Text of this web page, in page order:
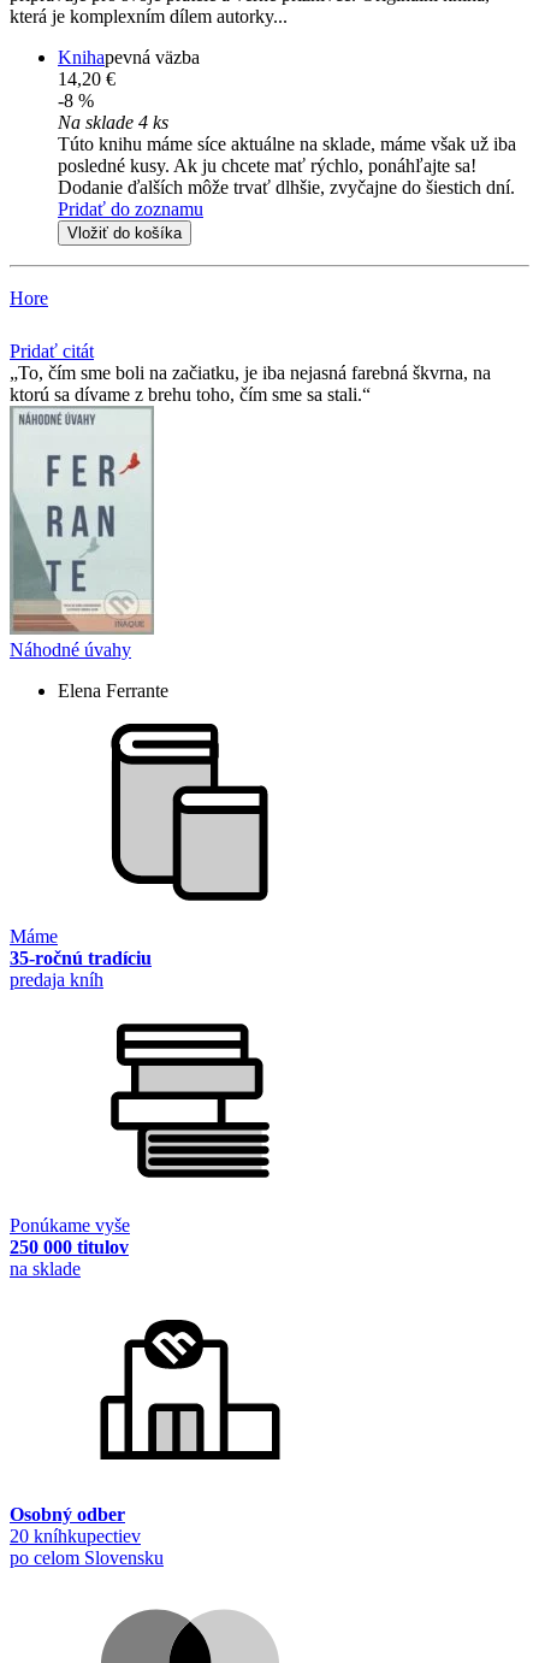
která je komplexním dílem autorky...
Knihapevná väzba
14,20 €
-8 %
Na sklade 4 ks
Túto knihu máme síce aktuálne na sklade, máme však už iba
posledné kusy. Ak ju chcete mať rýchlo, ponáhľajte sa!
Dodanie ďalších môže trvať dlhšie, zvyčajne do šiestich dní.
Pridať do zoznamu
Vložiť do košíka
Hore
Pridať citát
To, čím sme boli na začiatku, je iba nejasná farebná škvrna, na
ktorú sa dívame z brehu toho, čím sme sa stali.
Náhodné úvahy
Elena Ferrante
Máme
35-ročnú tradíciu
predaja kníh
Ponúkame vyše
250 000 titulov
na sklade
Osobný odber
20 kníhkupectiev
po celom Slovensku